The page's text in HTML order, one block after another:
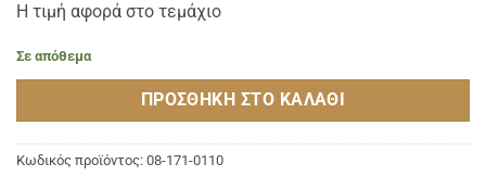
Η τιμή αφορά στο τεμάχιο
Σε απόθεμα
ΠΡΟΣΘΉΚΗ ΣΤΟ ΚΑΛΆΘΙ
Κωδικός προϊόντος: 08-171-0110